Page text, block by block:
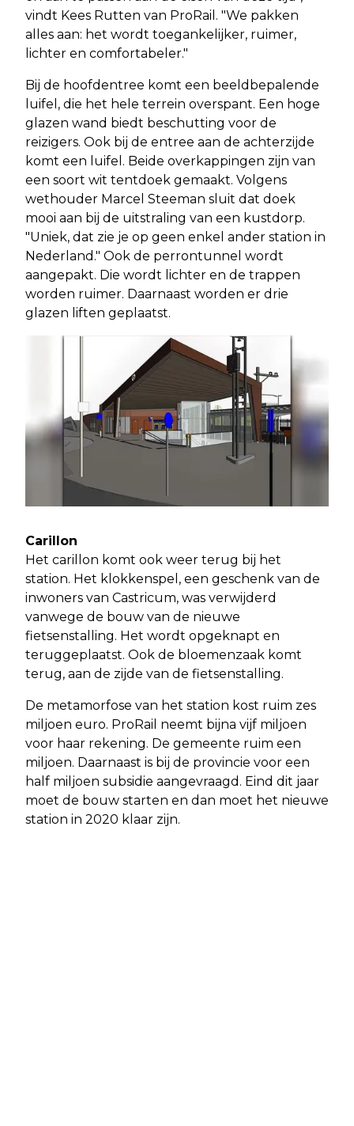
vindt Kees Rutten van ProRail. "We pakken
alles aan: het wordt toegankelijker, ruimer,
lichter en comfortabeler."
Bij de hoofdentree komt een beeldbepalende
luifel, die het hele terrein overspant. Een hoge
glazen wand biedt beschutting voor de
reizigers. Ook bij de entree aan de achterzijde
komt een luifel. Beide overkappingen zijn van
een soort wit tentdoek gemaakt. Volgens
wethouder Marcel Steeman sluit dat doek
mooi aan bij de uitstraling van een kustdorp.
"Uniek, dat zie je op geen enkel ander station in
Nederland." Ook de perrontunnel wordt
aangepakt. Die wordt lichter en de trappen
worden ruimer. Daarnaast worden er drie
glazen liften geplaatst.
Carillon
Het carillon komt ook weer terug bij het
station. Het klokkenspel, een geschenk van de
inwoners van Castricum, was verwijderd
vanwege de bouw van de nieuwe
fietsenstalling. Het wordt opgeknapt en
teruggeplaatst. Ook de bloemenzaak komt
terug, aan de zijde van de fietsenstalling.
De metamorfose van het station kost ruim zes
miljoen euro. ProRail neemt bijna vijf miljoen
voor haar rekening. De gemeente ruim een
miljoen. Daarnaast is bij de provincie voor een
half miljoen subsidie aangevraagd. Eind dit jaar
moet de bouw starten en dan moet het nieuwe
station in 2020 klaar zijn.